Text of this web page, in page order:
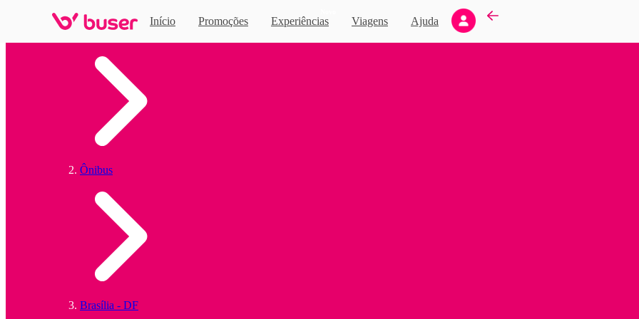
Início Promoções Experiências Viagens Ajuda
Ônibus
Brasília - DF